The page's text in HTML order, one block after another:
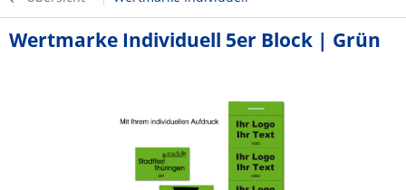
Wertmarke Individuell 5er Block | Grün